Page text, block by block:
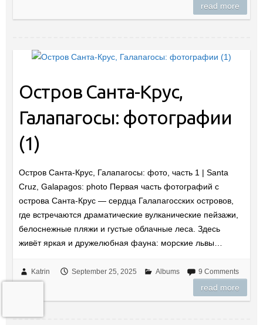
read more
Остров Санта-Крус,
Галапагосы: фотографии
(1)
Остров Санта-Крус, Галапагосы: фото, часть 1 | Santa
Cruz, Galapagos: photo Первая часть фотографий с
острова Санта-Крус — сердца Галапагосских островов,
где встречаются драматические вулканические пейзажи,
белоснежные пляжи и густые облачные леса. Здесь
живёт яркая и дружелюбная фауна: морские львы…
Katrin September 25, 2025 Albums 9 Comments
read more